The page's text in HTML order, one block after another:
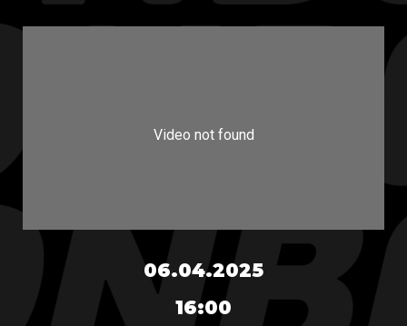
06.04.2025
16:00